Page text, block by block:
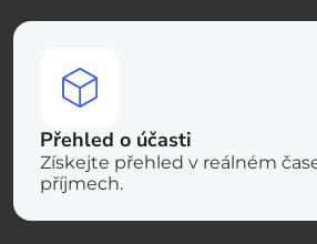
Přehled o účasti
Získejte přehled v reálném
příjmech.